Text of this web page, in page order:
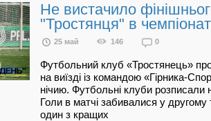
Не вистачило
"Тростянця" в
25 май 146 0
Футбольний клуб «Тростянець»
на виїзді із командою «Гірника-
нічию. Футбольні клуби
Голи в матчі забивалися у другому
один з кращих